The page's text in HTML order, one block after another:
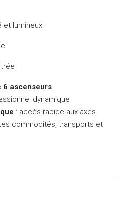
et lumineux
6 ascenseurs
dynamique
: accès rapide aux axes
commodités, transports et